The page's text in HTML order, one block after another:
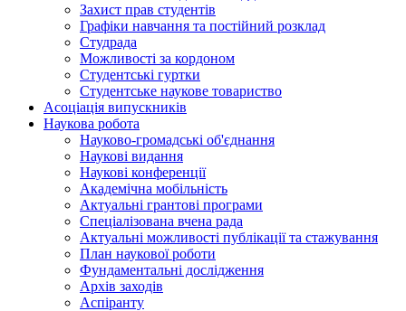
Захист прав студентів
Графіки навчання та постійний розклад
Студрада
Можливості за кордоном
Студентські гуртки
Студентське наукове товариство
Асоціація випускників
Наукова робота
Науково-громадські об'єднання
Наукові видання
Наукові конференції
Академічна мобільність
Актуальні грантові програми
Спеціалізована вчена рада
Актуальні можливості публікації та стажування
План наукової роботи
Фундаментальні дослідження
Архів заходів
Аспіранту